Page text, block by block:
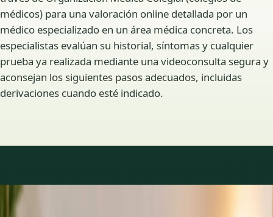
médicos) para una valoración online detallada por un
médico especializado en un área médica concreta. Los
especialistas evalúan su historial, síntomas y cualquier
prueba ya realizada mediante una videoconsulta segura y
aconsejan los siguientes pasos adecuados, incluidas
derivaciones cuando esté indicado.
Áreas de especialidad